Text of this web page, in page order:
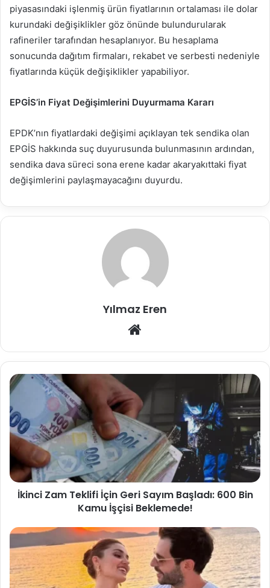
piyasasındaki işlenmiş ürün fiyatlarının ortalaması ile dolar
kurundaki değişiklikler göz önünde bulundurularak
rafineriler tarafından hesaplanıyor. Bu hesaplama
sonucunda dağıtım firmaları, rekabet ve serbesti nedeniyle
fiyatlarında küçük değişiklikler yapabiliyor.
EPGİS’in Fiyat Değişimlerini Duyurmama Kararı
EPDK’nın fiyatlardaki değişimi açıklayan tek sendika olan
EPGİS hakkında suç duyurusunda bulunmasının ardından,
sendika dava süreci sona erene kadar akaryakıttaki fiyat
değişimlerini paylaşmayacağını duyurdu.
Yılmaz Eren
İkinci Zam Teklifi İçin Geri Sayım Başladı: 600 Bin
Kamu İşçisi Beklemede!